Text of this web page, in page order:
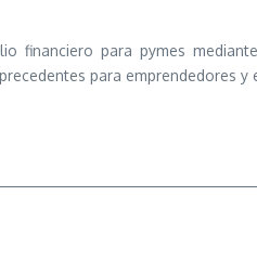
financiero para pymes
para emprendedores